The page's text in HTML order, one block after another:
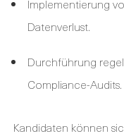
Implementierung
Datenverlust.
Durchführung
Compliance-Audits.
Kandidaten können